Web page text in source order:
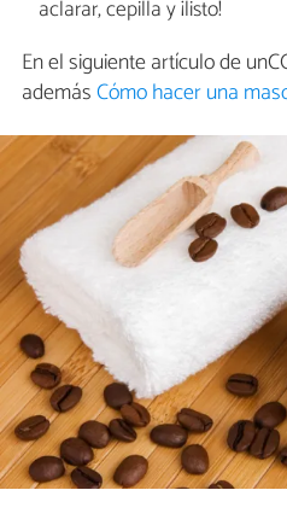
aclarar, cepilla y ¡listo!
En el siguiente artículo de
ademásCómo hacer una